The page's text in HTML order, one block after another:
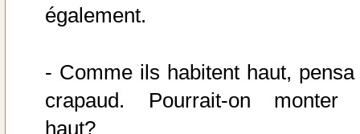
également.
- Comme ils habitent haut, pensa
crapaud. Pourrait-on monter
haut?